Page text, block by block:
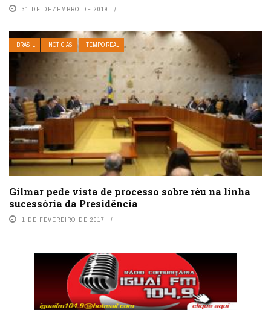
31 DE DEZEMBRO DE 2019
BRASIL NOTÍCIAS TEMPO REAL
Gilmar pede vista de processo sobre réu na linha
sucessória da Presidência
1 DE FEVEREIRO DE 2017